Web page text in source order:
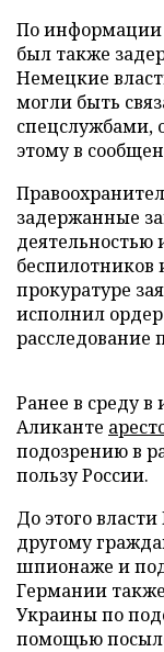
По информации
был также
Немецкие
могли быть
спецслужбами,
этому в
задержанные
деятельностью
прокуратуре
исполнил
расследование
Ранее в среду в
Аликанте
подозрению в
пользу России.
До этого
другому
шпионаже и
Германии также
Украины по
помощью